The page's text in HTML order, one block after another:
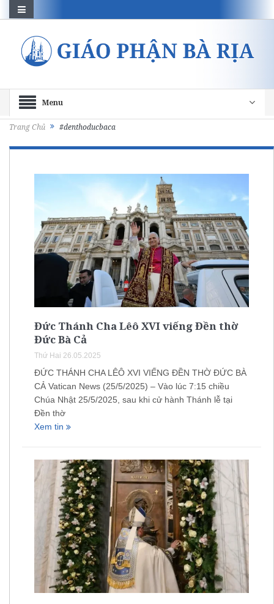
Menu
Trang Chủ #denthoducbaca
Đức Thánh Cha Lêô XVI viếng Đền thờ
Đức Bà Cả
Thứ Hai 26.05.2025
ĐỨC THÁNH CHA LÊÔ XVI VIẾNG ĐỀN THỜ ĐỨC BÀ
CẢ Vatican News (25/5/2025) – Vào lúc 7:15 chiều
Chúa Nhật 25/5/2025, sau khi cử hành Thánh lễ tại
Đền thờ
Xem tin